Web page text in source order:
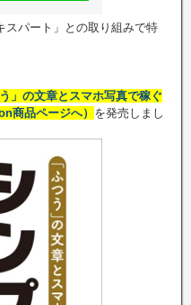
パート」との取り組みで特
う」の文章とスマホ写真で稼ぐ
商品ページへ） を発売しまし